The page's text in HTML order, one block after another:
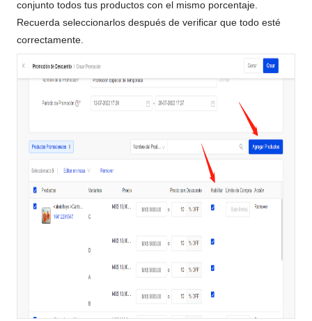
conjunto todos tus productos con el mismo porcentaje.
Recuerda seleccionarlos después de verificar que todo esté
correctamente.